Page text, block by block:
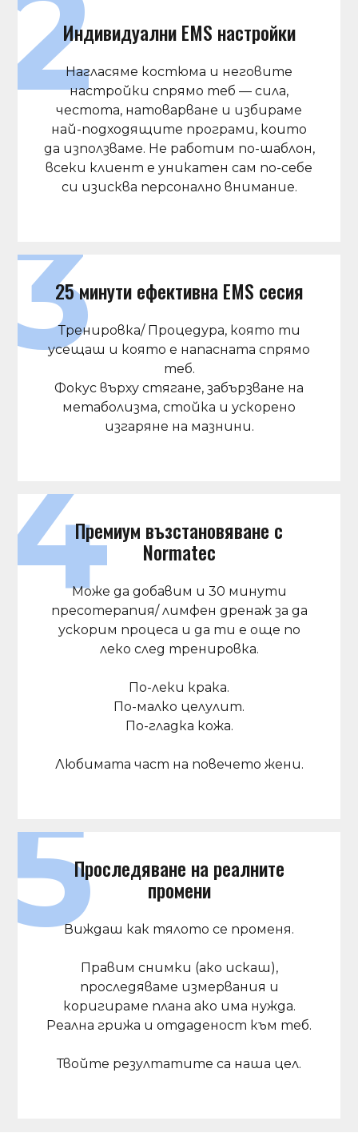
Индивидуални EMS настройки
Нагласяме костюма и неговите
настройки спрямо теб — сила,
честота, натоварване и избираме
най-подходящите програми, които
да използваме. Не работим по-шаблон,
всеки клиент е уникатен сам по-себе
си изисква персонално внимание.
25 минути ефективна EMS сесия
Тренировка/ Процедура, която ти
усещаш и която е напасната спрямо
теб.
Фокус върху стягане, забързване на
метаболизма, стойка и ускорено
изгаряне на мазнини.
Премиум възстановяване с
Normatec
Може да добавим и 30 минути
пресотерапия/ лимфен дренаж за да
ускорим процеса и да ти е още по
леко след тренировка.
По-леки крака.
По-малко целулит.
По-гладка кожа.
Любимата част на повечето жени.
Проследяване на реалните
промени
Виждаш как тялото се променя.
Правим снимки (ако искаш),
проследяваме измервания и
коригираме плана ако има нужда.
Реална грижа и отдаденост към теб.
Твойте резултатите са наша цел.